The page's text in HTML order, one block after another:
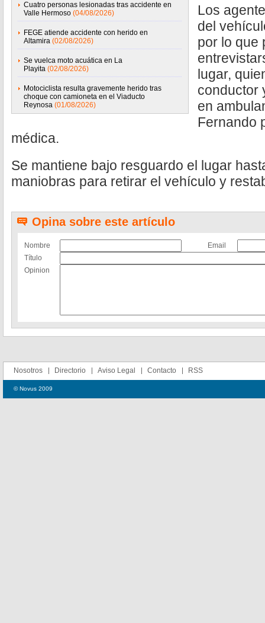
Cuatro personas lesionadas tras accidente en
Valle Hermoso (04/08/2026)
FEGE atiende accidente con herido en
Altamira (02/08/2026)
Se vuelca moto acuática en La
Playita (02/08/2026)
Motociclista resulta gravemente herido tras
choque con camioneta en el Viaducto
Reynosa (01/08/2026)
Los
del
por lo que
lugar,
conductor
en
Fernando
médica.
Se mantiene bajo resguardo el lugar
maniobras para retirar el vehículo y
Opina sobre este artículo
Nombre
Email
Título
Opinion
Nosotros Directorio Aviso Legal Contacto RSS
© Novus 2009